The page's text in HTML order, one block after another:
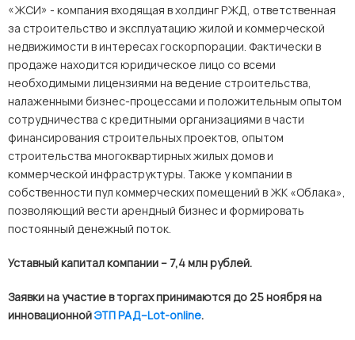
«ЖСИ» - компания входящая в холдинг РЖД, ответственная
за строительство и эксплуатацию жилой и коммерческой
недвижимости в интересах госкорпорации. Фактически в
продаже находится юридическое лицо со всеми
необходимыми лицензиями на ведение строительства,
налаженными бизнес-процессами и положительным опытом
сотрудничества с кредитными организациями в части
финансирования строительных проектов, опытом
строительства многоквартирных жилых домов и
коммерческой инфраструктуры. Также у компании в
собственности пул коммерческих помещений в ЖК «Облака»,
позволяющий вести арендный бизнес и формировать
постоянный денежный поток.
Уставный капитал компании – 7,4 млн рублей.
Заявки на участие в торгах принимаются до 25 ноября на
инновационнойЭТП РАД–Lot-online.